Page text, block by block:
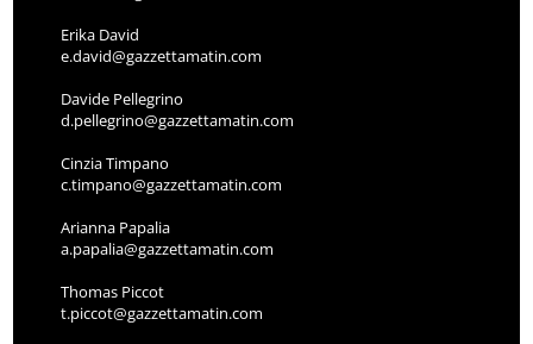
Erika David
e.david@gazzettamatin.com
Davide Pellegrino
d.pellegrino@gazzettamatin.com
Cinzia Timpano
c.timpano@gazzettamatin.com
Arianna Papalia
a.papalia@gazzettamatin.com
Thomas Piccot
t.piccot@gazzettamatin.com